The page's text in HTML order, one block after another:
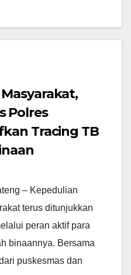
Polres
Tracing TB
– Kepedulian
terus ditunjukkan
peran aktif para
binaannya. Bersama
puskesmas dan